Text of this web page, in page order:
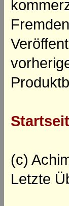
(c)
Letzte